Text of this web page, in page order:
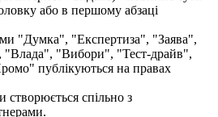
або в першому абзаці
"Думка", "Експертиза", "Заява",
"Влада", "Вибори", "Тест-драйв",
публікуються на правах
створюється спільно з